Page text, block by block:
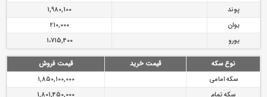
پوند
1,980,100
یوان
210,000
یورو
1،715,400
نوع سکه قیمت خرید
قیمت فروش
سکه امامی
1,850,100,000
سکه تمام
1,801,450,000